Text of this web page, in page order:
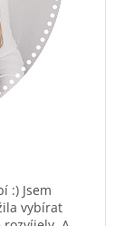
:) Jsem
vybírat